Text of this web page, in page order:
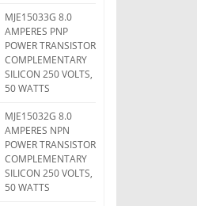
MJE15033G 8.0
AMPERES PNP
POWER TRANSISTOR
COMPLEMENTARY
SILICON 250 VOLTS,
50 WATTS
MJE15032G 8.0
AMPERES NPN
POWER TRANSISTOR
COMPLEMENTARY
SILICON 250 VOLTS,
50 WATTS